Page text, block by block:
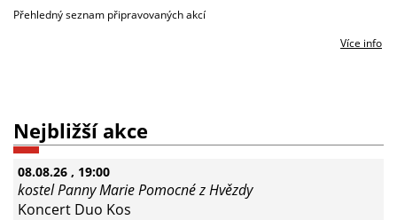
Přehledný seznam připravovaných akcí
Více info
Nejbližší akce
08.08.26 , 19:00
kostel Panny Marie Pomocné z Hvězdy
Koncert Duo Kos